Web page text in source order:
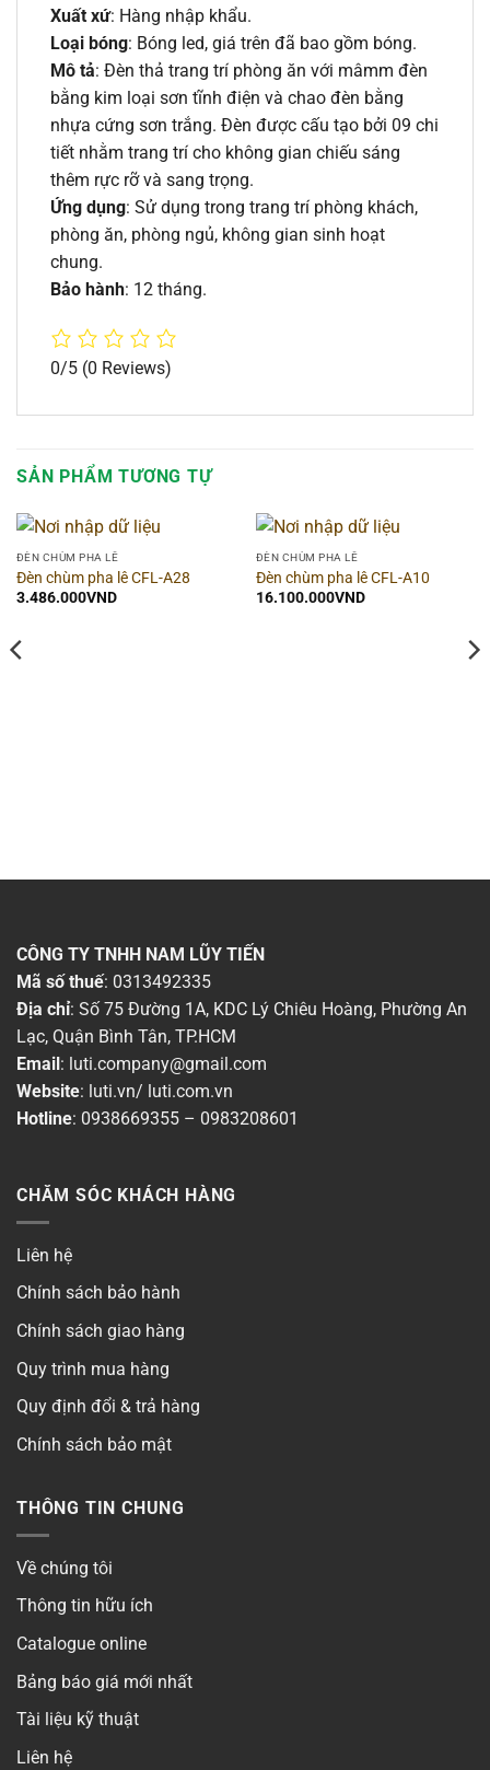
Xuất xứ: Hàng nhập khẩu.
Loại bóng: Bóng led, giá trên đã bao gồm bóng.
Mô tả: Đèn thả trang trí phòng ăn với mâmm đèn
bằng kim loại sơn tĩnh điện và chao đèn bằng
nhựa cứng sơn trắng. Đèn được cấu tạo bởi 09 chi
tiết nhằm trang trí cho không gian chiếu sáng
thêm rực rỡ và sang trọng.
Ứng dụng: Sử dụng trong trang trí phòng khách,
phòng ăn, phòng ngủ, không gian sinh hoạt
chung.
Bảo hành: 12 tháng.
0/5 (0 Reviews)
SẢN PHẨM TƯƠNG TỰ
ĐÈN CHÙM PHA LÊ
Đèn chùm pha lê CFL-A28
3.486.000VND
ĐÈN CHÙM PHA LÊ
Đèn chùm pha lê CFL-A10
16.100.000VND
CÔNG TY TNHH NAM LŨY TIẾN
Mã số thuế: 0313492335
Địa chỉ: Số 75 Đường 1A, KDC Lý Chiêu Hoàng, Phường An
Lạc, Quận Bình Tân, TP.HCM
Email : luti.company@gmail.com
Website: luti.vn/ luti.com.vn
Hotline: 0938669355 – 0983208601
CHĂM SÓC KHÁCH HÀNG
Liên hệ
Chính sách bảo hành
Chính sách giao hàng
Quy trình mua hàng
Quy định đổi & trả hàng
Chính sách bảo mật
THÔNG TIN CHUNG
Về chúng tôi
Thông tin hữu ích
Catalogue online
Bảng báo giá mới nhất
Tài liệu kỹ thuật
Liên hệ